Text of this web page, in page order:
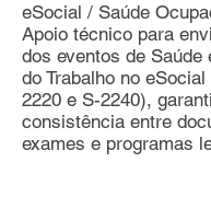
eSocial / Saúde
Apoio técnico para
dos eventos de Saúde
do Trabalho no
2220 e S-2240),
consistência entre
exames e programas